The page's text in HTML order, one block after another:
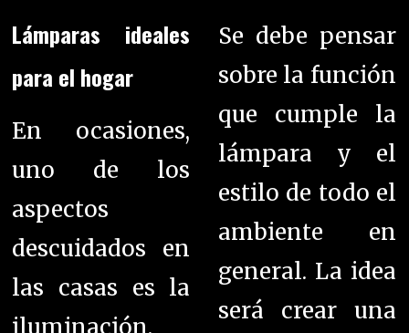
Lámparas ideales
para el hogar
En ocasiones,
uno de los
aspectos
descuidados en
las casas es la
iluminación.
Se debe pensar
sobre la función
que cumple la
lámpara y el
estilo de todo el
ambiente en
general. La idea
será crear una